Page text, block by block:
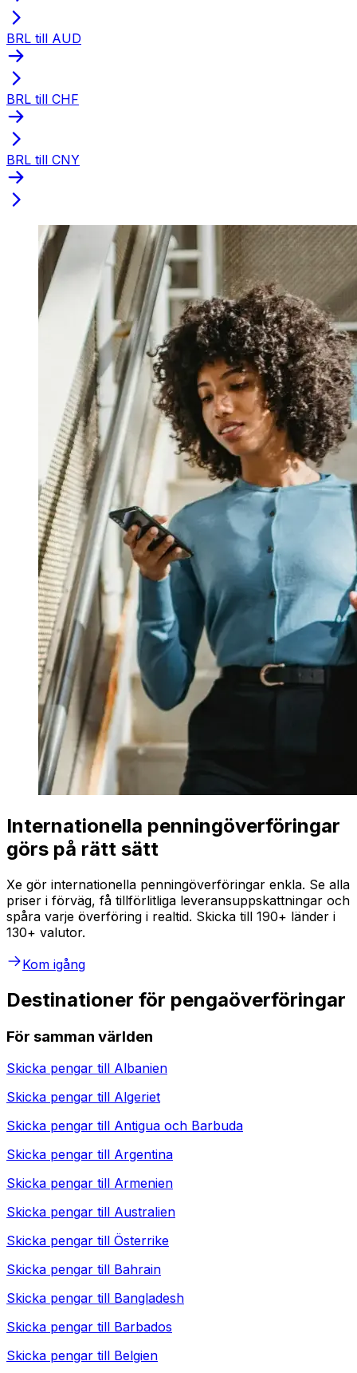
BRL till AUD
BRL till CHF
BRL till CNY
Internationella penningöverföringar
görs på rätt sätt
Xe gör internationella penningöverföringar enkla. Se alla
priser i förväg, få tillförlitliga leveransuppskattningar och
spåra varje överföring i realtid. Skicka till 190+ länder i
130+ valutor.
Kom igång
Destinationer för pengaöverföringar
För samman världen
Skicka pengar till Albanien
Skicka pengar till Algeriet
Skicka pengar till Antigua och Barbuda
Skicka pengar till Argentina
Skicka pengar till Armenien
Skicka pengar till Australien
Skicka pengar till Österrike
Skicka pengar till Bahrain
Skicka pengar till Bangladesh
Skicka pengar till Barbados
Skicka pengar till Belgien